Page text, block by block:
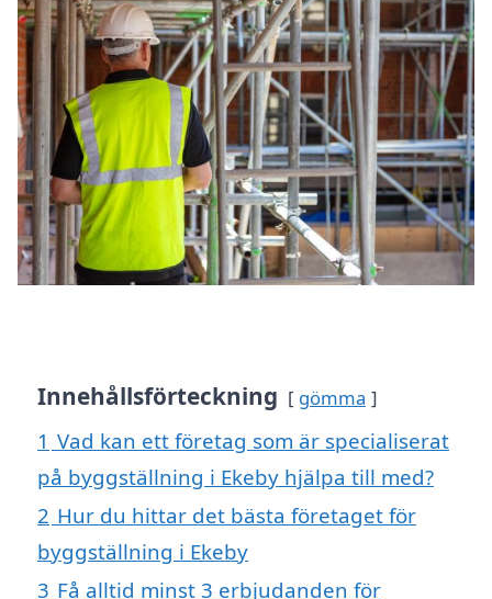
Innehållsförteckning gömma
1 Vad kan ett företag som är specialiserat
på byggställning i Ekeby hjälpa till med?
2 Hur du hittar det bästa företaget för
byggställning i Ekeby
3 Få alltid minst 3 erbjudanden för